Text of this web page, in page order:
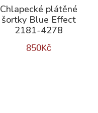
Chlapecké plátěné
šortky Blue Effect
2181-4278
850Kč